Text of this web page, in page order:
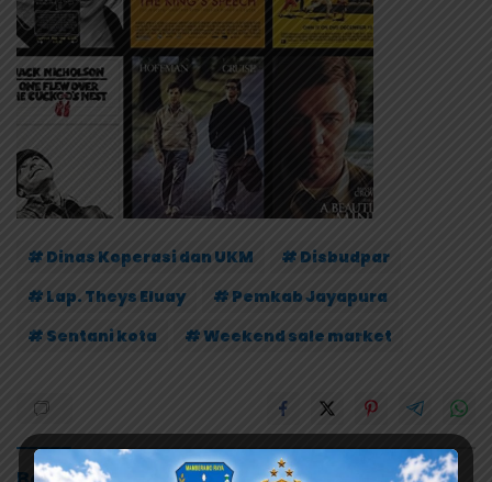
# Dinas Koperasi dan UKM
# Disbudpar
# Lap. Theys Eluay
# Pemkab Jayapura
# Sentani kota
# Weekend sale market